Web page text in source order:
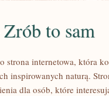
to sam
strona internetowa, która
inspirowanych naturą.
dla osób, które